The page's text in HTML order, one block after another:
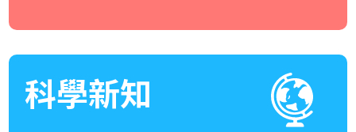
科學新知